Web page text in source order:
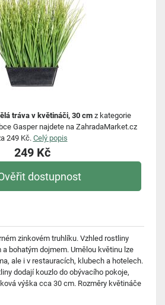
tráva v květináči, 30 cmz kategorie
Gasper najdete na ZahradaMarket.cz
249 Kč. Celý popis
249 Kč
dostupnost
zinkovém truhlíku. Vzhled rostliny
bohatým dojmem. Umělou květinu lze
ale i v restauracích, klubech a hotelech.
dodají kouzlo do obývacího pokoje,
výška cca 30 cm. Rozměry květináče